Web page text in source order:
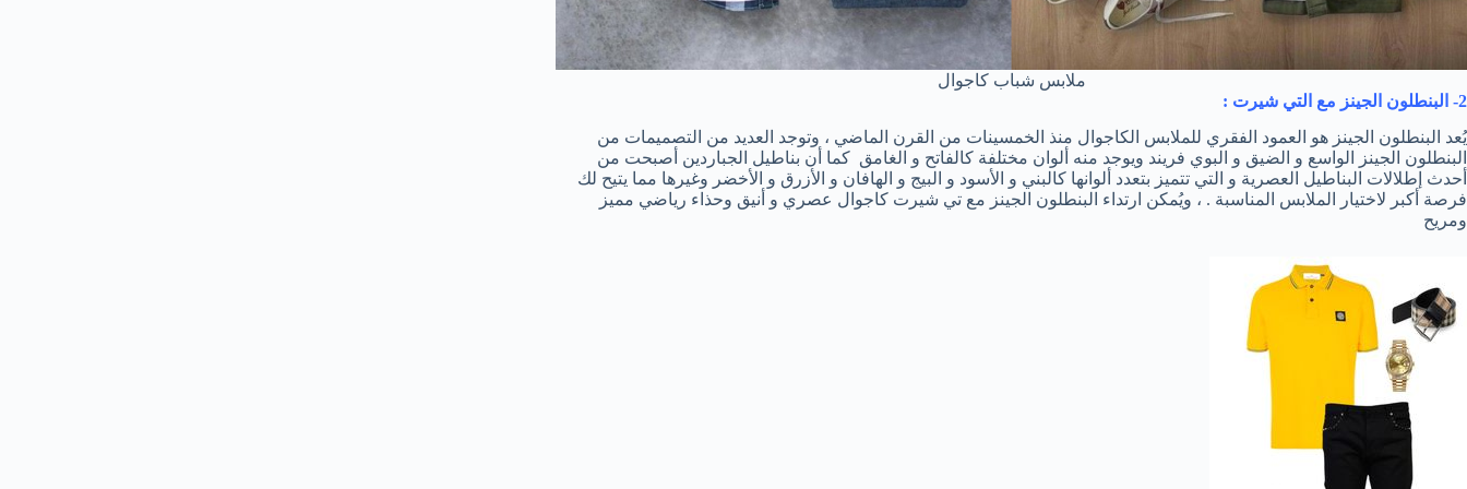
ملابس شباب كاجوال
2- البنطلون الجينز مع التي شيرت :
يُعد البنطلون الجينز هو العمود الفقري للملابس الكاجوال منذ الخمسينات من القرن الماضي ، وتوجد العديد من التصميمات من
البنطلون الجينز الواسع و الضيق و البوي فريند ويوجد منه ألوان مختلفة كالفاتح و الغامق كما أن بناطيل الجباردين أصبحت من
أحدث إطلالات البناطيل العصرية و التي تتميز بتعدد ألوانها كالبني و الأسود و البيج و الهافان و الأزرق و الأخضر وغيرها مما يتيح لك
فرصة أكبر لاختيار الملابس المناسبة . ، ويُمكن ارتداء البنطلون الجينز مع تي شيرت كاجوال عصري و أنيق وحذاء رياضي مميز
ومريح